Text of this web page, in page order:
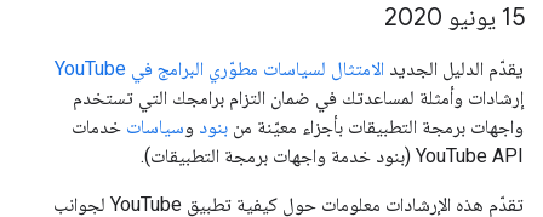
‫15 يونيو 2020
يقدّم الدليل الجديد الامتثال لسياسات مطوّري البرامج في YouTube
إرشادات وأمثلة لمساعدتك في ضمان التزام برامجك التي تستخدم
واجهات برمجة التطبيقات بأجزاء معيّنة من بنود وسياسات خدمات
YouTube API (بنود خدمة واجهات برمجة التطبيقات).
تقدّم هذه الإرشادات معلومات حول كيفية تطبيق YouTube لجوانب